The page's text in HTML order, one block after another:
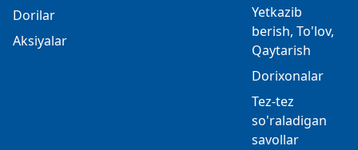
Dorilar
Aksiyalar
Yetkazib
berish, To'lov,
Qaytarish
Dorixonalar
Tez-tez
so'raladigan
savollar